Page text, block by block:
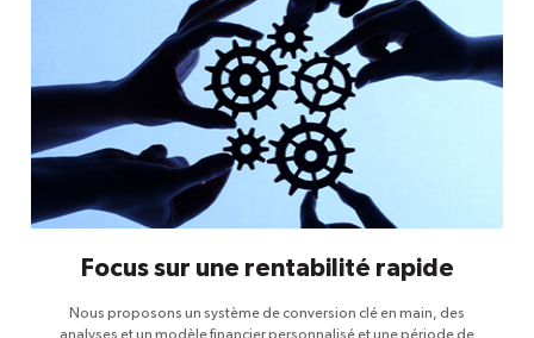
Focus sur une rentabilité rapide
Nous proposons un système de conversion clé en main, des